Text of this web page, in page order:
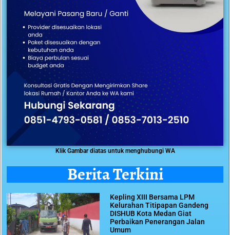
Klik Gambar diatas untuk menghubungi WA
Berita Terkini
Kepling XIII Bersama LPM
Kelurahan Titipapan Gandeng
DISHUB Kota Medan Giat
Perbaikan Penerangan Jalan
Umum